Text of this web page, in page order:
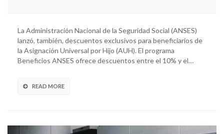
La Administración Nacional de la Seguridad Social (ANSES)
lanzó, también, descuentos exclusivos para beneficiarios de
la Asignación Universal por Hijo (AUH). El programa
Beneficios ANSES ofrece descuentos entre el 10% y el…
READ MORE